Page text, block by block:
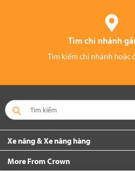
Tìm chi nhánh
Tìm kiếm chi nhánh hoặc
Xe nâng & Xe nâng hàng
More From Crown